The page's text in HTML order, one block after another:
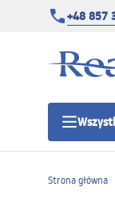
+48 857
Strona główna